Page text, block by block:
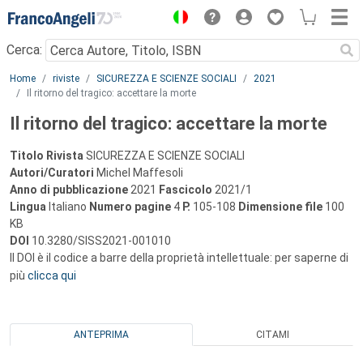
Menu
Cerca:
Main content
Home riviste SICUREZZA E SCIENZE SOCIALI
2021
Il ritorno del tragico: accettare la morte
Il ritorno del tragico: accettare la morte
Titolo Rivista SICUREZZA E SCIENZE SOCIALI
Autori/Curatori Michel Maffesoli
Anno di pubblicazione 2021 Fascicolo 2021/1
Lingua Italiano Numero pagine 4 P. 105-108 Dimensione file 100
KB
DOI 10.3280/SISS2021-001010
Il DOI è il codice a barre della proprietà intellettuale: per saperne di
più clicca qui
ANTEPRIMA CITAMI